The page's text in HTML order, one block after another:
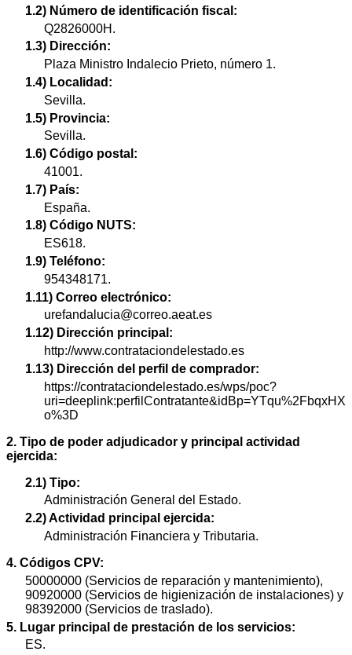
1.2) Número de identificación fiscal:
Q2826000H.
1.3) Dirección:
Plaza Ministro Indalecio Prieto, número 1.
1.4) Localidad:
Sevilla.
1.5) Provincia:
Sevilla.
1.6) Código postal:
41001.
1.7) País:
España.
1.8) Código NUTS:
ES618.
1.9) Teléfono:
954348171.
1.11) Correo electrónico:
urefandalucia@correo.aeat.es
1.12) Dirección principal:
http://www.contrataciondelestado.es
1.13) Dirección del perfil de comprador:
https://contrataciondelestado.es/wps/poc?
uri=deeplink:perfilContratante&idBp=YTqu%2FbqxHX
o%3D
2. Tipo de poder adjudicador y principal actividad
ejercida:
2.1) Tipo:
Administración General del Estado.
2.2) Actividad principal ejercida:
Administración Financiera y Tributaria.
4. Códigos CPV:
50000000 (Servicios de reparación y mantenimiento),
90920000 (Servicios de higienización de instalaciones) y
98392000 (Servicios de traslado).
5. Lugar principal de prestación de los servicios:
ES.